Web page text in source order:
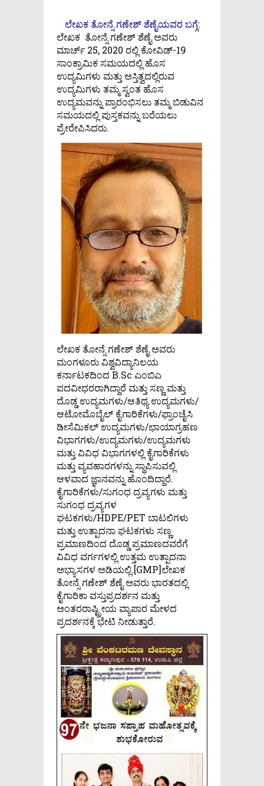
ಲೇಖಕ ತೋನ್ಸೆ ಗಣೇಶ್ ಶೆಣೈಯವರ ಬಗ್ಗೆ:
ಲೇಖಕ ತೋನ್ಸೆ ಗಣೇಶ್ ಶೆಣೈ ಅವರು
ಮಾರ್ಚ್ 25, 2020 ರಲ್ಲಿ ಕೋವಿಡ್-19
ಸಾಂಕ್ರಾಮಿಕ ಸಮಯದಲ್ಲಿ ಹೊಸ
ಉದ್ಯಮಿಗಳು ಮತ್ತು ಅಸ್ತಿತ್ವದಲ್ಲಿರುವ
ಉದ್ಯಮಿಗಳು ತಮ್ಮ ಸ್ವಂತ ಹೊಸ
ಉದ್ಯಮವನ್ನು ಪ್ರಾರಂಭಿಸಲು ತಮ್ಮ ಬಿಡುವಿನ
ಸಮಯದಲ್ಲಿ ಪುಸ್ತಕವನ್ನು ಬರೆಯಲು
ಪ್ರೇರೇಪಿಸಿದರು.
ಲೇಖಕ ತೋನ್ಸೆ ಗಣೇಶ್ ಶೆಣೈ ಅವರು
ಮಂಗಳೂರು ವಿಶ್ವವಿದ್ಯಾನಿಲಯ
ಕರ್ನಾಟಕದಿಂದ B.Sc ಎಂಬಿಎ
ಪದವೀಧರರಾಗಿದ್ದಾರೆ ಮತ್ತು ಸಣ್ಣ ಮತ್ತು
ದೊಡ್ಡ ಉದ್ಯಮಗಳು/ಆತಿಥ್ಯ ಉದ್ಯಮಗಳು/
ಆಟೋಮೊಬೈಲ್ ಕೈಗಾರಿಕೆಗಳು/ಫ್ರಾಂಚೈಸಿ
ಡೀಸೆಮಿಕಲ್ ಉದ್ಯಮಗಳು/ಛಾಯಾಗ್ರಹಣ
ವಿಭಾಗಗಳು/ಉದ್ಯಮಗಳು/ಉದ್ಯಮಗಳು
ಮತ್ತು ವಿವಿಧ ವಿಭಾಗಗಳಲ್ಲಿ ಕೈಗಾರಿಕೆಗಳು
ಮತ್ತು ವ್ಯವಹಾರಗಳನ್ನು ಸ್ಥಾಪಿಸುವಲ್ಲಿ
ಆಳವಾದ ಜ್ಞಾನವನ್ನು ಹೊಂದಿದ್ದಾರೆ.
ಕೈಗಾರಿಕೆಗಳು/ಸುಗಂಧ ದ್ರವ್ಯಗಳು ಮತ್ತು
ಸುಗಂಧ ದ್ರವ್ಯಗಳ
ಘಟಕಗಳು/HDPE/PET ಬಾಟಲಿಗಳು
ಮತ್ತು ಉತ್ಪಾದನಾ ಘಟಕಗಳು ಸಣ್ಣ
ಪ್ರಮಾಣದಿಂದ ದೊಡ್ಡ ಪ್ರಮಾಣದವರೆಗೆ
ವಿವಿಧ ವರ್ಗಗಳಲ್ಲಿ ಉತ್ತಮ ಉತ್ಪಾದನಾ
ಅಭ್ಯಾಸಗಳ ಅಡಿಯಲ್ಲಿ.[GMP]ಲೇಖಕ
ತೋನ್ಸೆ ಗಣೇಶ್ ಶೆಣೈ ಅವರು ಭಾರತದಲ್ಲಿ
ಕೈಗಾರಿಕಾ ವಸ್ತುಪ್ರದರ್ಶನ ಮತ್ತು
ಅಂತರರಾಷ್ಟ್ರೀಯ ವ್ಯಾಪಾರ ಮೇಳದ
ಪ್ರದರ್ಶನಕ್ಕೆ ಭೇಟಿ ನೀಡುತ್ತಾರೆ.